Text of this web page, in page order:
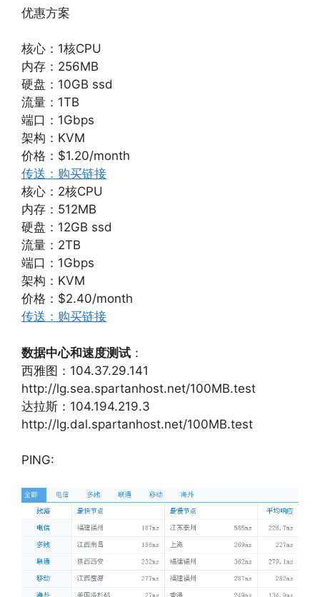
优惠方案
核心：1核CPU
内存：256MB
硬盘：10GB ssd
流量：1TB
端口：1Gbps
架构：KVM
价格：$1.20/month
传送：购买链接
核心：2核CPU
内存：512MB
硬盘：12GB ssd
流量：2TB
端口：1Gbps
架构：KVM
价格：$2.40/month
传送：购买链接
数据中心和速度测试 ：
西雅图：104.37.29.141
http://lg.sea.spartanhost.net/100MB.test
达拉斯：104.194.219.3
http://lg.dal.spartanhost.net/100MB.test
PING: